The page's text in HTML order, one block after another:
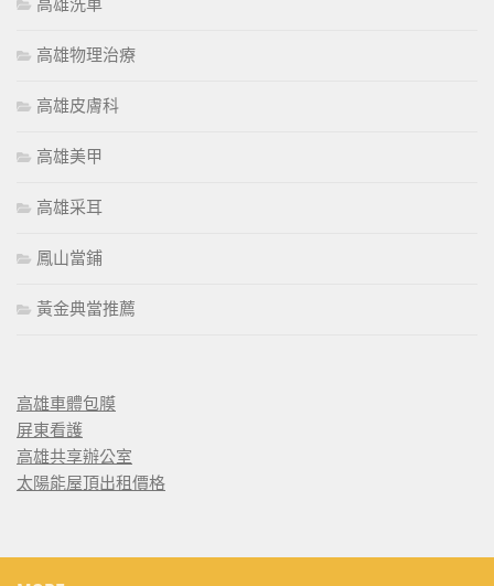
高雄洗車
高雄物理治療
高雄皮膚科
高雄美甲
高雄采耳
鳳山當鋪
黃金典當推薦
高雄車體包膜
屏東看護
高雄共享辦公室
太陽能屋頂出租價格